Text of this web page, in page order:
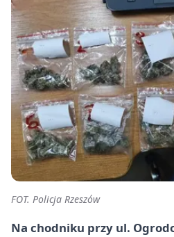
FOT. Policja Rzeszów
Na chodniku przy ul.